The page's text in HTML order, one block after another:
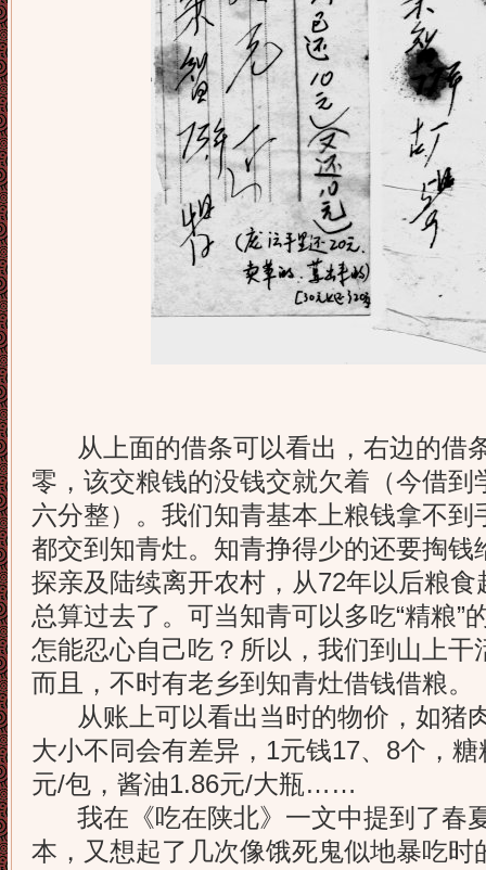
从上面的借条可以看出，右边的借
零，该交粮钱的没钱交就欠着（今借
六分整）。我们知青基本上粮钱拿不
都交到知青灶。知青挣得少的还要掏钱
探亲及陆续离开农村，从72年以后粮
总算过去了。可当知青可以多吃“精粮”
怎能忍心自己吃？所以，我们到山上干
而且，不时有老乡到知青灶借钱借粮。
从账上可以看出当时的物价，如猪
大小不同会有差异，1元钱17、8个，
元/包，酱油1.86元/大瓶……
我在《吃在陕北》一文中提到了春
本，又想起了几次像饿死鬼似地暴吃时